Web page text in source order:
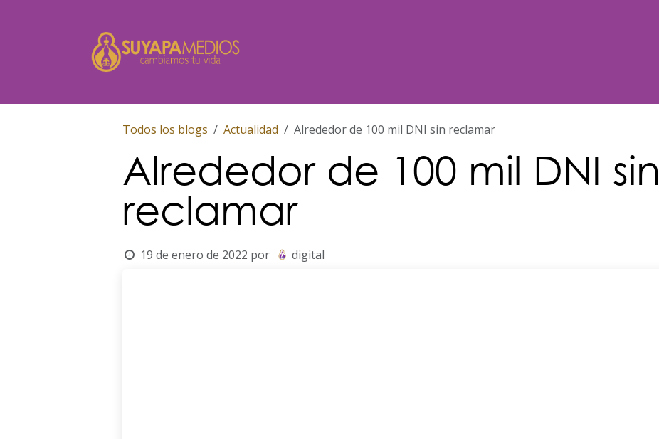
Todos los blogs Actualidad Alrededor de 100 mil DNI sin reclamar
Alrededor de 100 mil DNI sin
reclamar
19 de enero de 2022 por digital